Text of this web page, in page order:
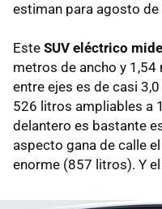
estiman para agosto de
Este SUV eléctrico
metros de ancho y
entre ejes es de casi
526 litros ampliables a
delantero es bastante
aspecto gana de calle
enorme (857 litros). Y